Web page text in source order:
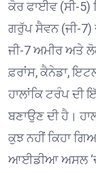
ਕੋਰ ਫਾਈਵ (ਸੀ-
ਗਰੁੱਪ ਸੈਵਨ (ਜੀ-7)
ਜੀ-7 ਅਮੀਰ ਅਤੇ
ਫ਼ਰਾਂਸ, ਕੈਨੇਡਾ,
ਹਾਲਾਂਕਿ ਟਰੰਪ ਦੀ
ਬਣਾਉਣ ਦੀ ਹੈ।
ਕੁਝ ਨਹੀਂ ਕਿਹਾ
ਆਈਡੀਆ ਅਸਲ ‘ਚ